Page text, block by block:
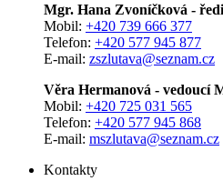
Mgr. Hana Zvoníčková -
Mobil: +420 739 666 377
Telefon: +420 577 945 877
E-mail: zszlutava@seznam.cz
Věra Hermanová - vedoucí
Mobil: +420 725 031 565
Telefon: +420 577 945 868
E-mail: mszlutava@seznam.cz
Kontakty